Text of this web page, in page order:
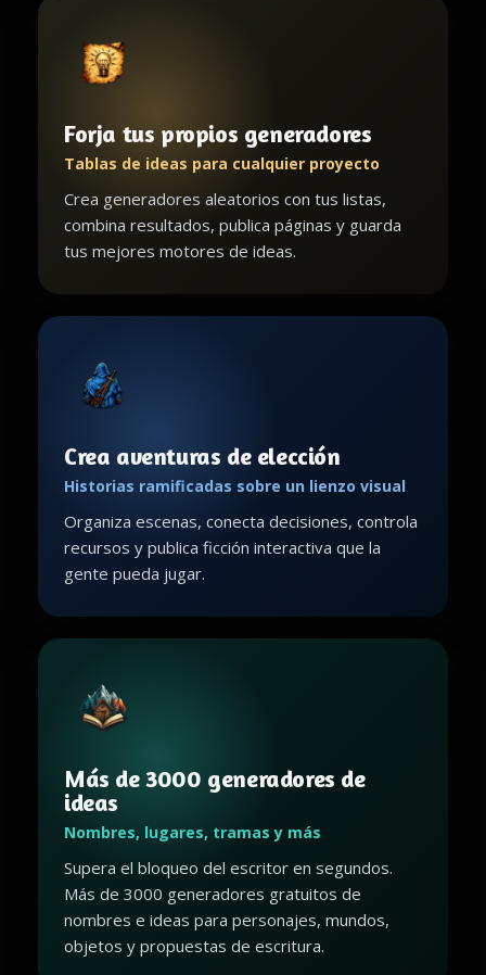
Forja tus propios generadores
Tablas de ideas para cualquier proyecto
Crea generadores aleatorios con tus listas,
combina resultados, publica páginas y guarda
tus mejores motores de ideas.
Crea aventuras de elección
Historias ramificadas sobre un lienzo visual
Organiza escenas, conecta decisiones, controla
recursos y publica ficción interactiva que la
gente pueda jugar.
Más de 3000 generadores de
ideas
Nombres, lugares, tramas y más
Supera el bloqueo del escritor en segundos.
Más de 3000 generadores gratuitos de
nombres e ideas para personajes, mundos,
objetos y propuestas de escritura.